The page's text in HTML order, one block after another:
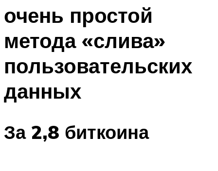
очень простой
метода «слива»
пользовательских
данных
За 2,8 биткоина